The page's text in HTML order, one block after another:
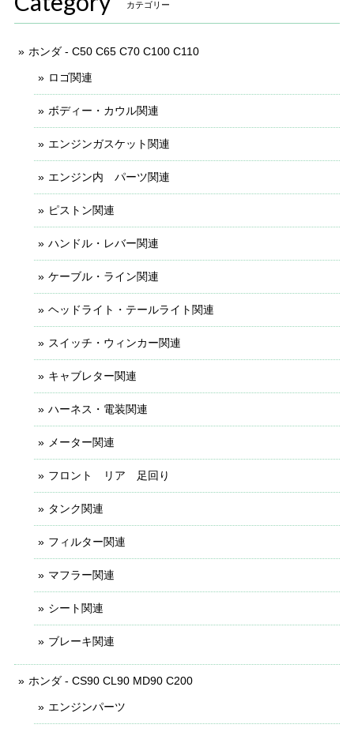
カテゴリー
ホンダ - C50 C65 C70 C100 C110
ロゴ関連
ボディー・カウル関連
エンジンガスケット関連
エンジン内 パーツ関連
ピストン関連
ハンドル・レバー関連
ケーブル・ライン関連
ヘッドライト・テールライト関連
スイッチ・ウィンカー関連
キャブレター関連
ハーネス・電装関連
メーター関連
フロント リア 足回り
タンク関連
フィルター関連
マフラー関連
シート関連
ブレーキ関連
ホンダ - CS90 CL90 MD90 C200
エンジンパーツ